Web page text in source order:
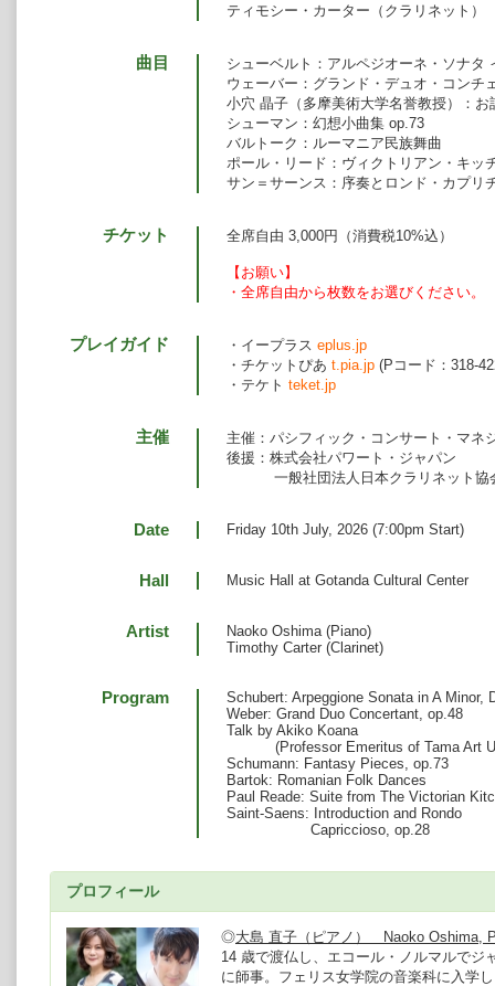
ティモシー・カーター（クラリネット）
曲目
シューベルト：アルペジオーネ・ソナタ
ウェーバー：グランド・デュオ・コンチ
小穴 晶子（多摩美術大学名誉教授）：お
シューマン：幻想小曲集 op.73
バルトーク：ルーマニア民族舞曲
ポール・リード：ヴィクトリアン・キッ
サン＝サーンス：序奏とロンド・カプリ
チケット 全席自由 3,000円（消費税10%込）
【お願い】
・全席自由から枚数をお選びください。
プレイガイド ・イープラス eplus.jp
・チケットぴあ t.pia.jp (Pコード：318-
・テケト teket.jp
主催
主催：パシフィック・コンサート・マネ
後援：株式会社パワート・ジャパン
一般社団法人日本クラリネット協
Date Friday 10th July, 2026 (7:00pm Start)
Hall Music Hall at Gotanda Cultural Center
Artist
Naoko Oshima (Piano)
Timothy Carter (Clarinet)
Program
Schubert: Arpeggione Sonata in A Minor,
Weber: Grand Duo Concertant, op.48
Talk by Akiko Koana
(Professor Emeritus of Tama Art
Schumann: Fantasy Pieces, op.73
Bartok: Romanian Folk Dances
Paul Reade: Suite from The Victorian
Saint-Saens: Introduction and Rondo
Capriccioso, op.28
プロフィール
◎大島 直子（ピアノ） Naoko Oshima,
14 歳で渡仏し、エコール・ノルマルでジ
に師事。フェリス女学院の音楽科に入学